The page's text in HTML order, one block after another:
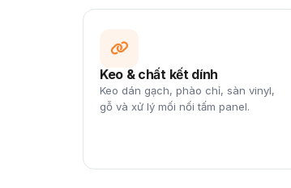
Keo & chất kết dính
Keo dán gạch, phào chỉ, sàn vinyl,
gỗ và xử lý mối nối tấm panel.